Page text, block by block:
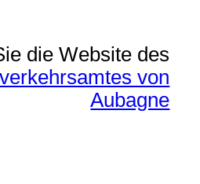
die Website des
von
Aubagne